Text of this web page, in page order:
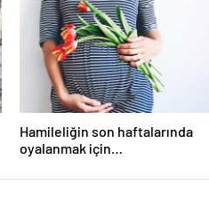
Hamileliğin son haftalarında
oyalanmak için…